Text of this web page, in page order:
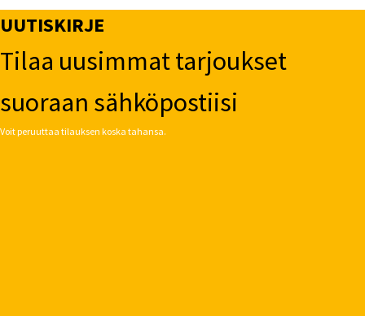
UUTISKIRJE
Tilaa uusimmat tarjoukset
suoraan sähköpostiisi
Voit peruuttaa tilauksen koska tahansa.